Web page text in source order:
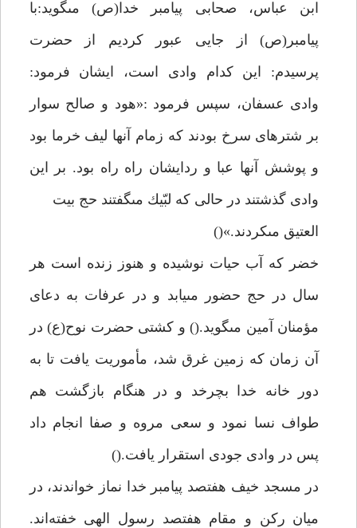
ابن عباس، صحابى پيامبر خدا(ص) مىگويد:با
پيامبر(ص) از جايى عبور كرديم از حضرت
پرسيدم: اين كدام وادى است، ايشان فرمود:
وادى عسفان، سپس فرمود :«هود و صالح سوار
بر شترهاى سرخ بودند كه زمام آنها ليف خرما بود
و پوشش آنها عبا و ردايشان راه راه بود. بر اين
وادى گذشتند در حالى كه لبّيك مىگفتند حج بيت
العتيق مىكردند.»()
خضر كه آب حيات نوشيده و هنوز زنده است هر
سال در حج حضور مىيابد و در عرفات به دعاى
مؤمنان آمين مىگويد.() و كشتى حضرت نوح(ع) در
آن زمان كه زمين غرق شد، مأموريت يافت تا به
دور خانه خدا بچرخد و در هنگام بازگشت هم
طواف نسا نمود و سعى مروه و صفا انجام داد
پس در وادى جودى استقرار يافت.()
در مسجد خيف هفتصد پيامبر خدا نماز خواندند، در
ميان ركن و مقام هفتصد رسول الهى خفته‌اند.